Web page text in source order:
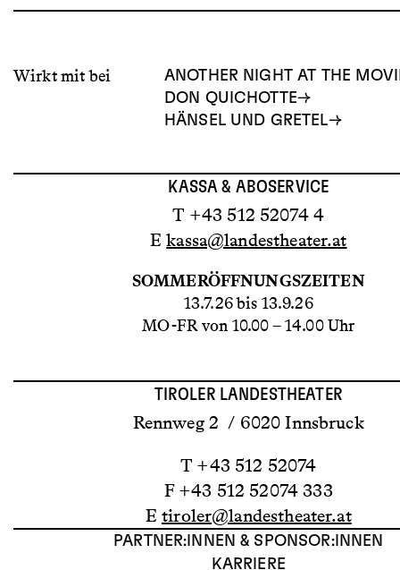
Wirkt mit bei
ANOTHER NIGHT AT THE
DON QUICHOTTE
HÄNSEL UND GRETEL
KASSA & ABOSERVICE
T +43 512 52074 4
Ekassa@landestheater.at
SOMMERÖFFNUNGSZEITEN
13.7.26 bis 13.9.26
MO-FR von 10.00 – 14.00 Uhr
TIROLER LANDESTHEATER
Rennweg 2 / 6020 Innsbruck
T +43 512 52074
F +43 512 52074 333
Etiroler@landestheater.at
PARTNER:INNEN & SPONSOR:INNEN
KARRIERE